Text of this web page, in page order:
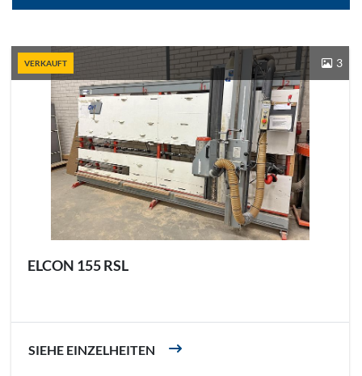
VERKAUFT 3
ELCON 155 RSL
SIEHE EINZELHEITEN